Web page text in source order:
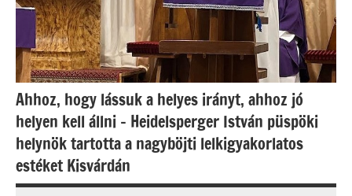
Ahhoz, hogy lássuk a helyes irányt, ahhoz jó
helyen kell állni – Heidelsperger István püspöki
helynök tartotta a nagyböjti lelkigyakorlatos
estéket Kisvárdán